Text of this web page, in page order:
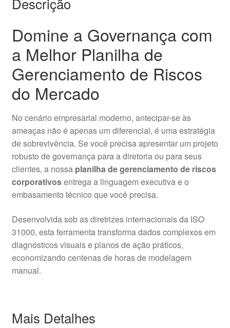
Domine a Governança com
a Melhor Planilha de
Gerenciamento de Riscos
do Mercado
No cenário empresarial moderno, antecipar-se às
ameaças não é apenas um diferencial, é uma estratégia
de sobrevivência. Se você precisa apresentar um projeto
robusto de governança para a diretoria ou para seus
clientes, a nossa planilha de gerenciamento de riscos
corporativosentrega a linguagem executiva e o
embasamento técnico que você precisa.
Desenvolvida sob as diretrizes internacionais da ISO
31000, esta ferramenta transforma dados complexos em
diagnósticos visuais e planos de ação práticos,
economizando centenas de horas de modelagem
manual.
Mais Detalhes